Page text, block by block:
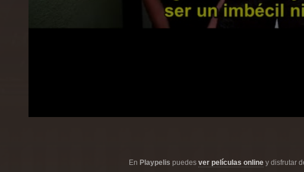
En Playpelis puedes ver películas online y disfrutar